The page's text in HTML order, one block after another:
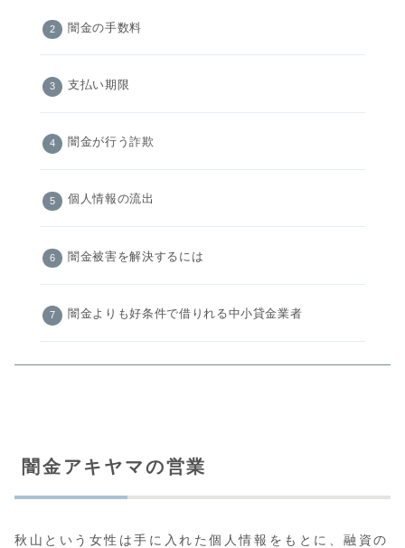
闇金の手数料
支払い期限
闇金が行う詐欺
個人情報の流出
闇金被害を解決するには
闇金よりも好条件で借りれる中小貸金業者
闇金アキヤマの営業
秋山という女性は手に入れた個人情報をもとに、融資の